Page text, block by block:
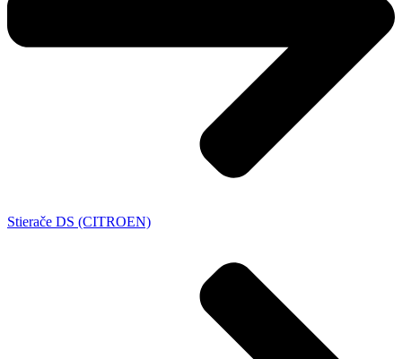
Stierače DS (CITROEN)